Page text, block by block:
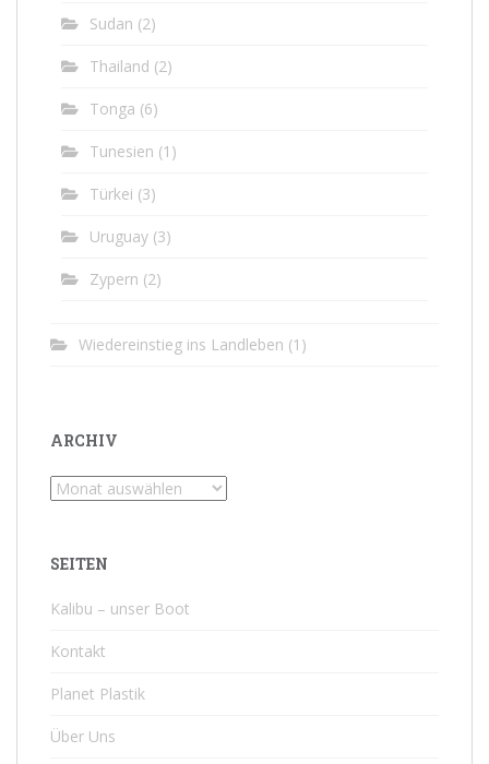
Sudan (2)
Thailand (2)
Tonga (6)
Tunesien (1)
Türkei (3)
Uruguay (3)
Zypern (2)
Wiedereinstieg ins Landleben (1)
ARCHIV
Archiv
SEITEN
Kalibu – unser Boot
Kontakt
Planet Plastik
Über Uns